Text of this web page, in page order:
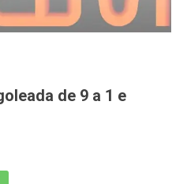
de 9 a 1 e